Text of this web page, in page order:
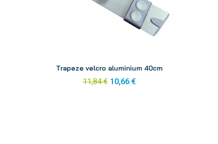
Trapeze velcro aluminium 40cm
11,84 € 10,66 €